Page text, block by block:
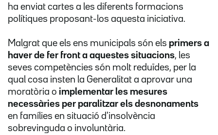
ha enviat cartes a les diferents formacions
polítiques proposant-los aquesta iniciativa.
Malgrat que els ens municipals són els primers a
haver de fer front a aquestes situacions, les
seves competències són molt reduïdes, per la
qual cosa insten la Generalitat a aprovar una
moratòria o implementar les mesures
necessàries per paralitzar els desnonaments
en famílies en situació d'insolvència
sobrevinguda o involuntària.